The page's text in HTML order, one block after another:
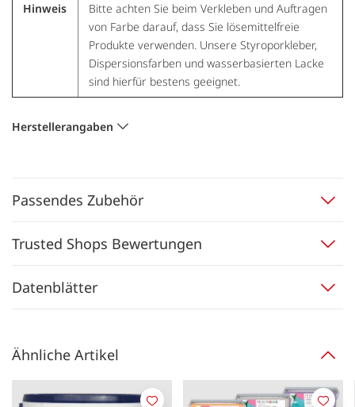
Hinweis
Bitte achten Sie beim Verkleben und Auftragen
von Farbe darauf, dass Sie lösemittelfreie
Produkte verwenden. Unsere Styroporkleber,
Dispersionsfarben und wasserbasierten Lacke
sind hierfür bestens geeignet.
Herstellerangaben
Passendes Zubehör
Trusted Shops Bewertungen
Datenblätter
Ähnliche Artikel